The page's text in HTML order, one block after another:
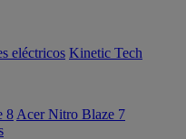
eléctricos Kinetic Tech
8 Acer Nitro Blaze 7